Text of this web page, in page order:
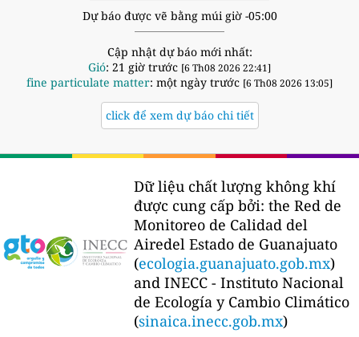
Dự báo được vẽ bằng múi giờ -05:00
Cập nhật dự báo mới nhất:
Gió: 21 giờ trước [6 Th08 2026 22:41]
fine particulate matter: một ngày trước [6 Th08 2026 13:05]
click để xem dự báo chi tiết
Dữ liệu chất lượng không khí
được cung cấp bởi: the Red de
Monitoreo de Calidad del
Airedel Estado de Guanajuato
(ecologia.guanajuato.gob.mx)
and INECC - Instituto Nacional
de Ecología y Cambio Climático
(sinaica.inecc.gob.mx)